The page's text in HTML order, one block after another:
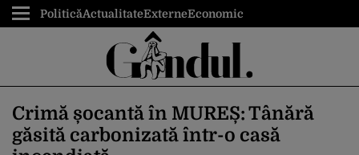
PoliticăActualitateExterneEconomic
Crimă șocantă în MUREȘ: Tânără
găsită carbonizată într-o casă